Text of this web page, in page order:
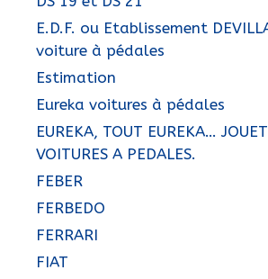
E.D.F. ou Etablissement
voiture à pédales
Estimation
Eureka voitures à pédales
EUREKA, TOUT EUREKA…
VOITURES A PEDALES.
FEBER
FERBEDO
FERRARI
FIAT